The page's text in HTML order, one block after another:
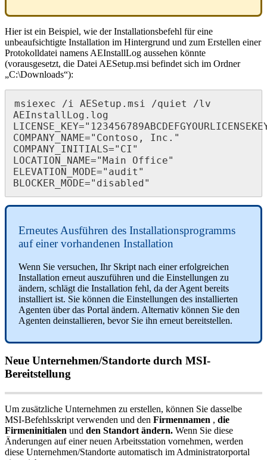
Hier ist ein Beispiel, wie der Installationsbefehl für eine
unbeaufsichtigte Installation im Hintergrund und zum Erstellen einer
Protokolldatei namens AEInstallLog aussehen könnte
(vorausgesetzt, die Datei AESetup.msi befindet sich im Ordner
„C:\Downloads“):
msiexec /i AESetup .msi /quiet /lv
AEInstallLog . log
LICENSE_KEY="
COMPANY_NAME=" Contoso , Inc . "
COMPANY_INITIALS=" CI "
LOCATION_NAME=" Main Office"
ELEVATION_MODE=" audit "
BLOCKER_MODE=" disabled "
Erneutes Ausführen des Installationsprogramms
auf einer vorhandenen Installation
Wenn Sie versuchen, Ihr Skript nach einer erfolgreichen
Installation erneut auszuführen und die Einstellungen zu
ändern, schlägt die Installation fehl, da der Agent bereits
installiert ist. Sie können die Einstellungen des installierten
Agenten über das Portal ändern. Alternativ können Sie den
Agenten deinstallieren, bevor Sie ihn erneut bereitstellen.
Neue Unternehmen/Standorte durch MSI-
Bereitstellung
Um zusätzliche Unternehmen zu erstellen, können Sie dasselbe
MSI-Befehlsskript verwenden und den Firmennamen , die
Firmeninitialen und den Standort ändern. Wenn Sie diese
Änderungen auf einer neuen Arbeitsstation vornehmen, werden
diese Unternehmen/Standorte automatisch im Administratorportal